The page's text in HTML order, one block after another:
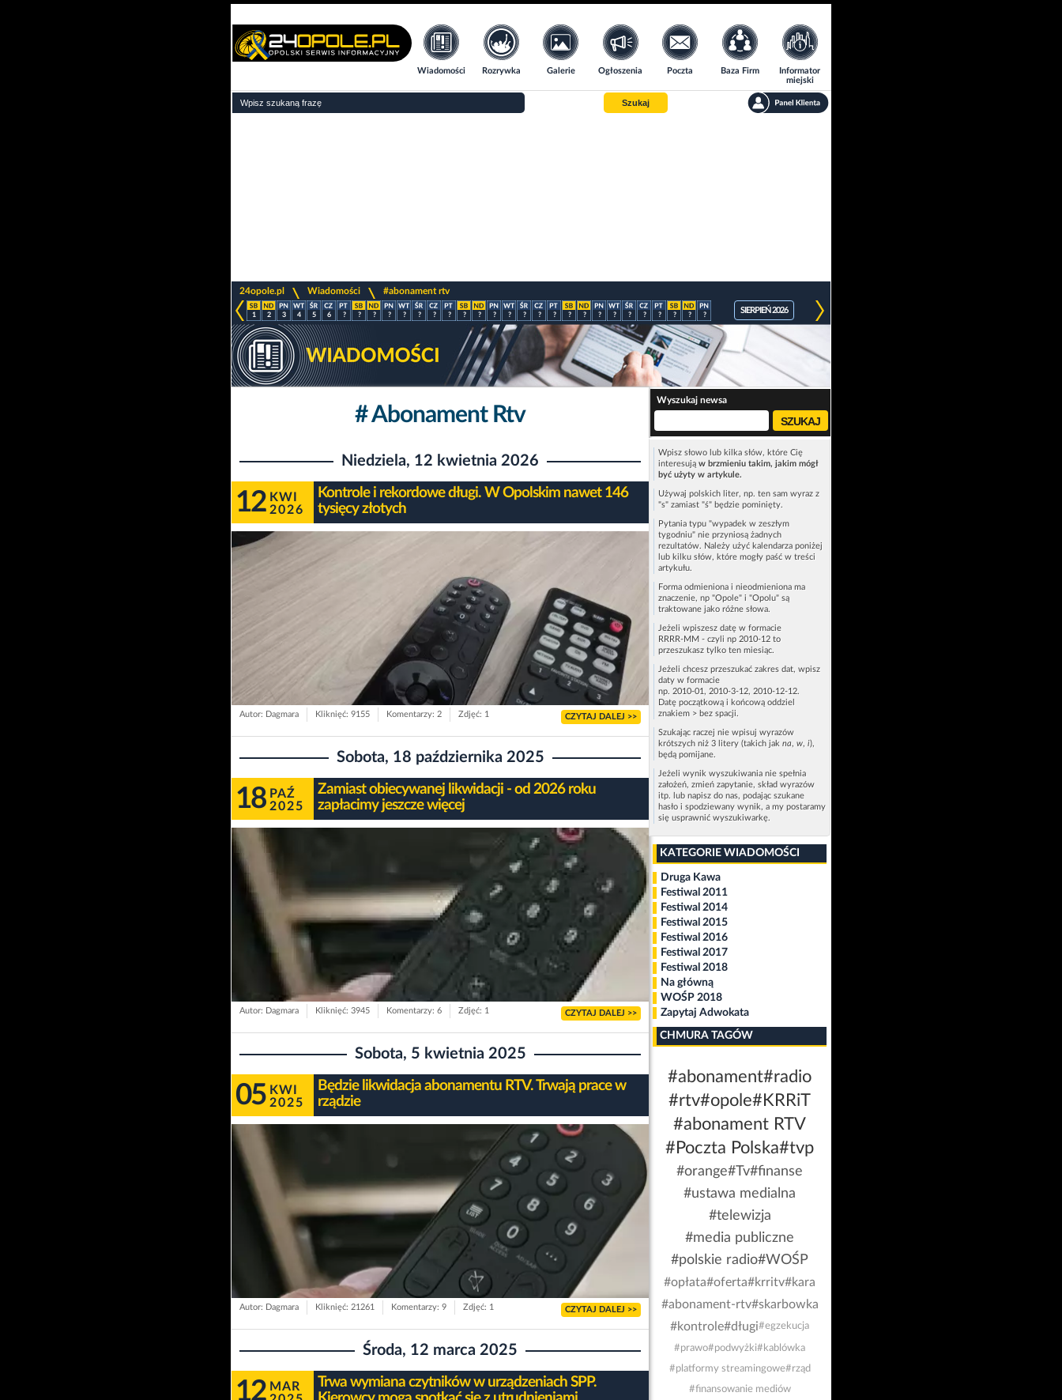
Wiadomości Rozrywka Galerie Ogłoszenia Poczta Baza Firm
Informator
miejski
Szukaj
24opole.pl Wiadomości #abonament rtv
1 2 3 4 5 6 ? ? ? ? ? ? ? ? ? ? ? ? ? ? ? ? ? ? ? ? ? ? ? ? ?
SIERPIEŃ 2026
# Abonament Rtv
Niedziela, 12 kwietnia 2026
12 KWI
2026
Kontrole i rekordowe długi. W Opolskim nawet 146
tysięcy złotych
Autor: Dagmara Kliknięć: 9155 Komentarzy: 2 Zdjęć: 1 CZYTAJ DALEJ >>
Sobota, 18 października 2025
18 PAŹ
2025
Zamiast obiecywanej likwidacji - od 2026 roku
zapłacimy jeszcze więcej
Autor: Dagmara Kliknięć: 3945 Komentarzy: 6 Zdjęć: 1 CZYTAJ DALEJ >>
Sobota, 5 kwietnia 2025
05 KWI
2025
Będzie likwidacja abonamentu RTV. Trwają prace w
rządzie
Autor: Dagmara Kliknięć: 21261 Komentarzy: 9 Zdjęć: 1 CZYTAJ DALEJ >>
Środa, 12 marca 2025
12 MAR
Trwa wymiana czytników w urządzeniach SPP.
Wyszukaj newsa
Wpisz słowo lub kilka słów, które Cię
interesują w brzmieniu takim, jakim mógł
być użyty w artykule.
Używaj polskich liter, np. ten sam wyraz z
"s" zamiast "ś" będzie pominięty.
Pytania typu "wypadek w zeszłym
tygodniu" nie przyniosą żadnych
rezultatów. Należy użyć kalendarza poniżej
lub kilku słów, które mogły paść w treści
artykułu.
Forma odmieniona i nieodmieniona ma
znaczenie, np "Opole" i "Opolu" są
traktowane jako różne słowa.
Jeżeli wpiszesz datę w formacie
RRRR-MM - czyli np 2010-12 to
przeszukasz tylko ten miesiąc.
Jeżeli chcesz przeszukać zakres dat, wpisz
daty w formacie
np. 2010-01, 2010-3-12, 2010-12-12.
Datę początkową i końcową oddziel
znakiem > bez spacji.
Szukając raczej nie wpisuj wyrazów
krótszych niż 3 litery (takich jak na, w, i),
będą pomijane.
Jeżeli wynik wyszukiwania nie spełnia
założeń, zmień zapytanie, skład wyrazów
itp. lub napisz do nas, podając szukane
hasło i spodziewany wynik, a my postaramy
się usprawnić wyszukiwarkę.
KATEGORIE WIADOMOŚCI
Druga Kawa
Festiwal 2011
Festiwal 2014
Festiwal 2015
Festiwal 2016
Festiwal 2017
Festiwal 2018
Na główną
WOŚP 2018
Zapytaj Adwokata
CHMURA TAGÓW
#abonament#radio
#rtv#opole#KRRiT
#abonament RTV
#Poczta Polska#tvp
#orange#Tv#finanse
#ustawa medialna
#telewizja
#media publiczne
#polskie radio#WOŚP
#opłata#oferta#krritv#kara
#abonament-rtv#skarbowka
#kontrole#długi#egzekucja
#prawo#podwyżki#kablówka
#platformy streamingowe#rząd
#finansowanie mediów